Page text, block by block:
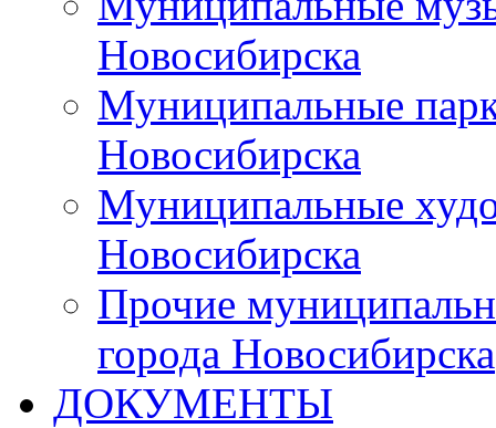
Новосибирска
Муниципальные
Новосибирска
Муниципальные
Новосибирска
Прочие
города Новосибирска
ДОКУМЕНТЫ